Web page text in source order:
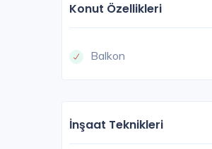
Konut Özellikleri
Balkon
İnşaat Teknikleri